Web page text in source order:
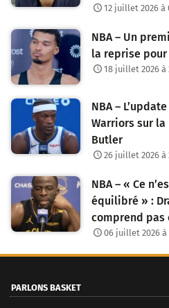
12 juillet 2026 à
NBA – Un
la reprise pour
18 juillet 2026 à
NBA –
Warriors sur
Butler
26 juillet 2026 à
NBA – « Ce
équilibré » :
comprend pas
06 juillet 2026 à
PARLONS BASKET